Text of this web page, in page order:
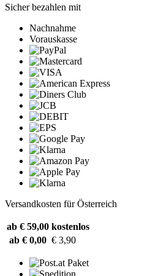
Sicher bezahlen mit
Nachnahme
Vorauskasse
Versandkosten für Österreich
ab € 59,00 kostenlos
ab € 0,00 € 3,90